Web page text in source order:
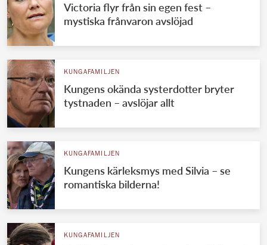
Victoria flyr från sin egen fest –
mystiska frånvaron avslöjad
KUNGAFAMILJEN
Kungens okända systerdotter bryter
tystnaden – avslöjar allt
KUNGAFAMILJEN
Kungens kärleksmys med Silvia – se
romantiska bilderna!
KUNGAFAMILJEN